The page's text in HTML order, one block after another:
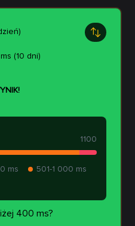
ms (10 dni)
1100
ms
501-1 000 ms
400 ms?